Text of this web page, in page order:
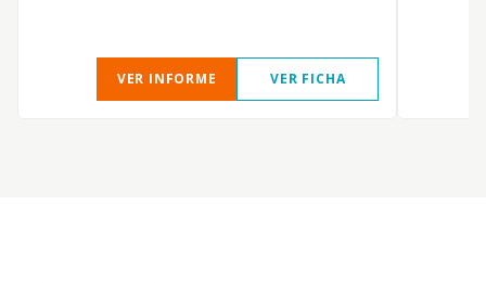
VER INFORME VER FICHA